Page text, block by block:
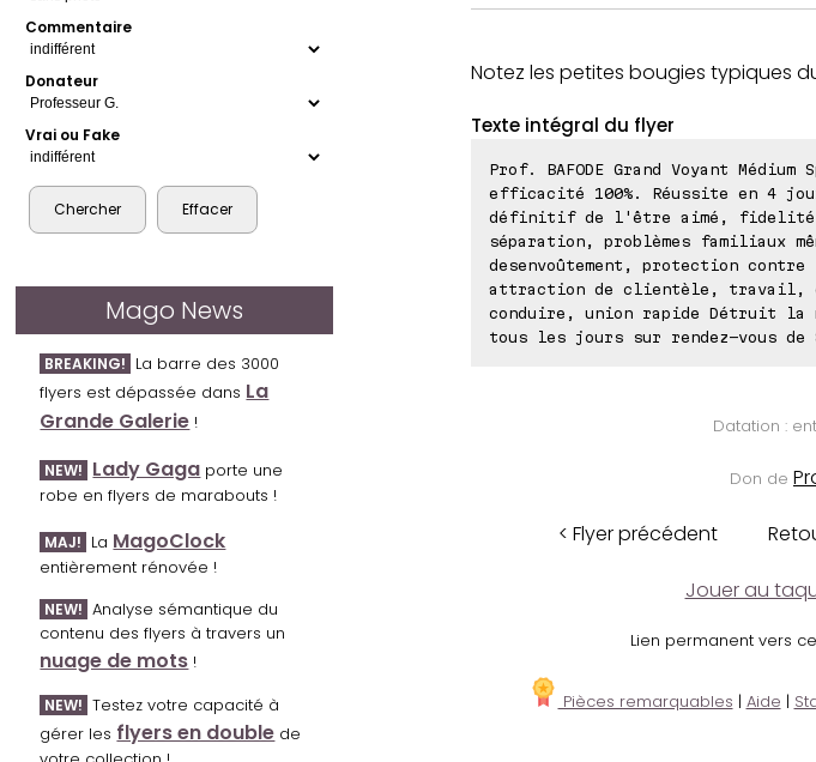
Commentaire
Donateur
Vrai ou Fake
Mago News
BREAKING! La barre des 3000
flyers est dépassée dans La
Grande Galerie !
NEW! Lady Gaga porte une
robe en flyers de marabouts !
MAJ! La MagoClock
entièrement rénovée !
NEW! Analyse sémantique du
contenu des flyers à travers un
nuage de mots !
NEW! Testez votre capacité à
gérer les flyers en double de
Notez les petites bougies typiques
Texte intégral du flyer
Prof. BAFODE Grand Voyant
efficacité 100%. Réussite en 4
définitif de l'être aimé, fidelité,
séparation, problèmes familiaux
desenvoûtement, protection
attraction de clientèle, travail,
conduire, union rapide Détruit la
tous les jours sur rendez-vous de
Datation :
Don de
< Flyer précédent
Jouer au
Lien permanent vers
Pièces remarquables | Aide |